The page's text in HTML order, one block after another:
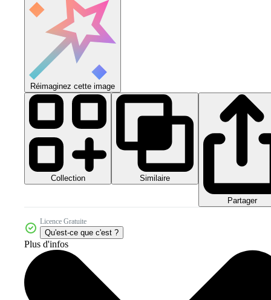
Réimaginez cette image
Collection Similaire
Partager
Licence Gratuite
Qu'est-ce que c'est ?
Plus d'infos